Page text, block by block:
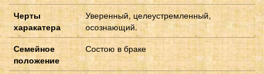
Черты
харакатера
Уверенный, целеустремленный,
осознающий.
Семейное
положение
Состою в браке